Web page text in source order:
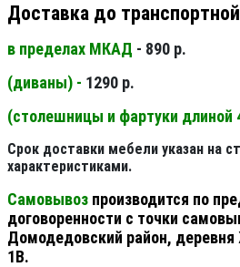
Доставка до
в пределах МКАД - 890 р.
(диваны) - 1290 р.
(столешницы и фартуки длиной
Срок доставки мебели указан на
характеристиками.
Самовывоз производится по
договоренности с точки
Домодедовский район,
1В.